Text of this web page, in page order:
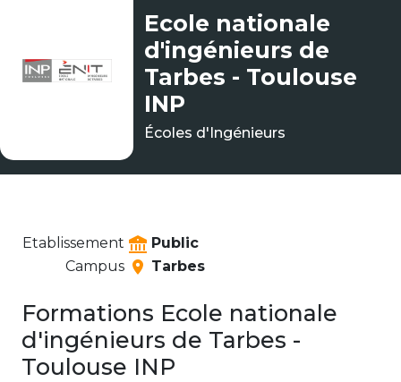
Ecole nationale
d'ingénieurs de
Tarbes - Toulouse
INP
Écoles d'Ingénieurs
Etablissement
Public
Campus
Tarbes
Formations Ecole nationale
d'ingénieurs de Tarbes -
Toulouse INP